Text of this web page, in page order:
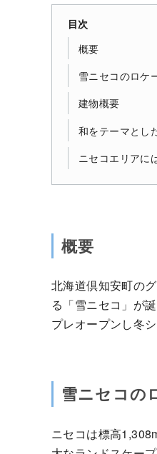
目次
概要
雪ニセコのロケ
建物概要
和をテーマとし
ニセコエリアに
概要
北海道倶知安町の
る「雪ニセコ」が
プレオープンし冬
雪ニセコの
ニセコは標高